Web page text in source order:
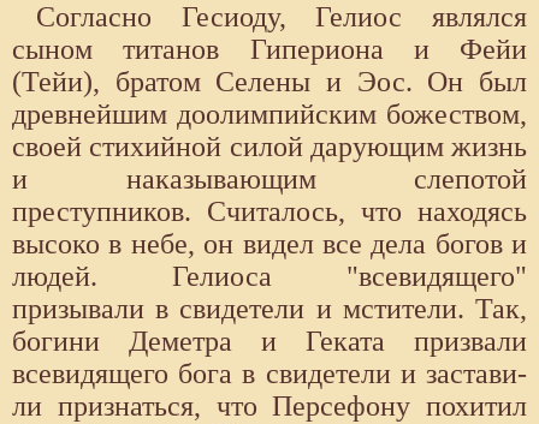
Согласно Гесиоду, Гелиос являлся
сыном титанов Гипериона и Фейи
(Тейи), братом Селены и Эос. Он был
древнейшим доолимпийским божеством,
своей стихийной силой дарующим жизнь
и наказывающим слепотой
преступников. Считалось, что находясь
высоко в небе, он видел все дела богов и
людей. Гелиоса "всевидящего"
призывали в свидетели и мстители. Так,
богини Деметра и Геката призвали
всевидящего бога в свидетели и застави­
ли признаться, что Персефону похитил